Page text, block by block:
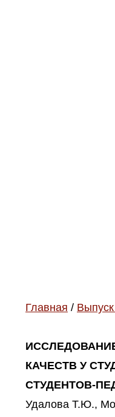
Главная /
КАЧЕСТВ У
СТУДЕНТОВ-
Удалова Т.Ю.,